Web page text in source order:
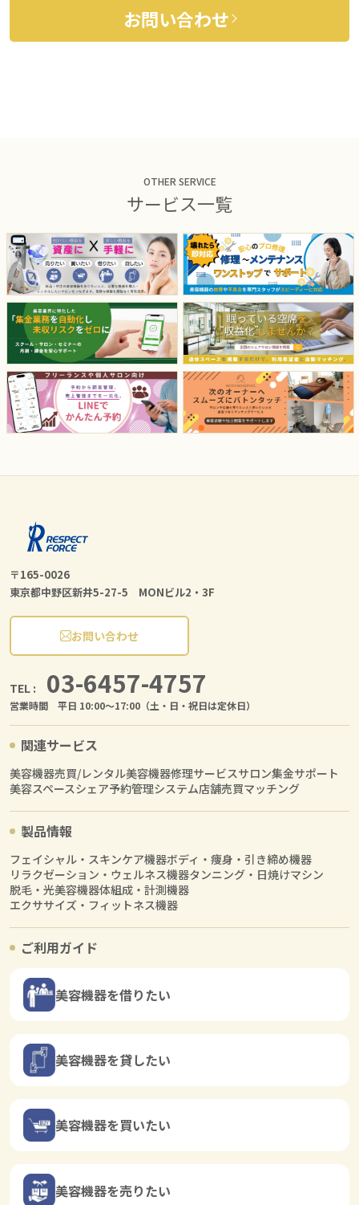
お問い合わせ
OTHER SERVICE
サービス一覧
〒165-0026
東京都中野区新井5-27-5 MONビル2・3F
お問い合わせ
TEL : 03-6457-4757
営業時間 平日 10:00〜17:00（土・日・祝日は定休日）
関連サービス
美容機器売買/レンタル美容機器修理サービスサロン集金サポート
美容スペースシェア予約管理システム店舗売買マッチング
製品情報
フェイシャル・スキンケア機器ボディ・痩身・引き締め機器
リラクゼーション・ウェルネス機器タンニング・日焼けマシン
脱毛・光美容機器体組成・計測機器
エクササイズ・フィットネス機器
ご利用ガイド
美容機器を借りたい
美容機器を貸したい
美容機器を買いたい
美容機器を売りたい